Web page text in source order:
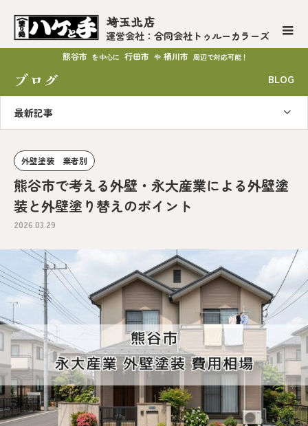
埼玉北店
運営会社：合同会社トゥルーカラーズ
熊谷市 を中心に 行田市 や 桶川市 周辺で対応可能！
ブログ BLOG
最新記事
外壁塗装 業者別
熊谷市で考える外壁・永大産業による外壁塗
装と外壁塗り替えのポイント
2026.03.29